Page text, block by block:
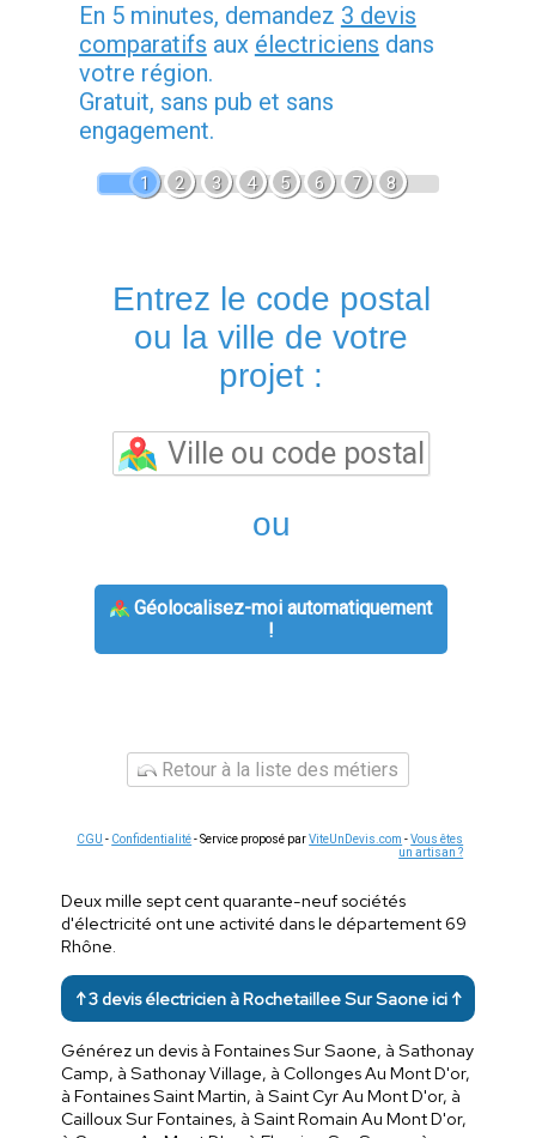
En 5 minutes, demandez 3 devis
comparatifs aux électriciens dans
votre région.
Gratuit, sans pub et sans
engagement.
1 2 3 4 5 6 7 8
Entrez le code postal
ou la ville de votre
projet :
ou
Géolocalisez-moi automatiquement
!
Retour à la liste des métiers
CGU - Confidentialité- Service proposé parViteUnDevis.com -Vous êtes
un artisan ?
Deux mille sept cent quarante-neuf sociétés
d'électricité ont une activité dans le département 69
Rhône.
↑ 3 devis électricien à Rochetaillee Sur Saone ici ↑
Générez un devis à Fontaines Sur Saone, à Sathonay
Camp, à Sathonay Village, à Collonges Au Mont D'or,
à Fontaines Saint Martin, à Saint Cyr Au Mont D'or, à
Cailloux Sur Fontaines, à Saint Romain Au Mont D'or,